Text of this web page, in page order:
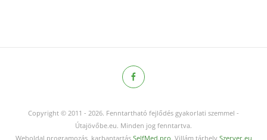
Copyright © 2011 - 2026. Fenntartható fejlődés gyakorlati szemmel -
Útajövőbe.eu. Minden jog fenntartva.
Weboldal programozás, karbantartás SelfMed.pro. Villám tárhely Szerver.eu